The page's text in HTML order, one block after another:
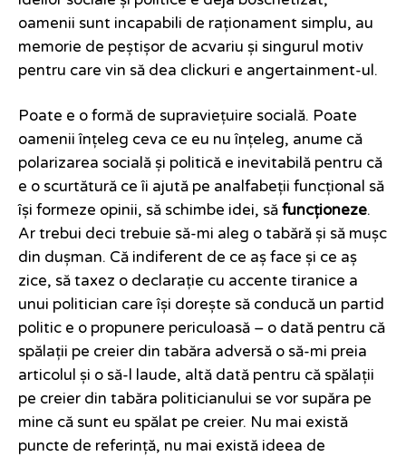
oamenii sunt incapabili de raționament simplu, au
memorie de peștișor de acvariu și singurul motiv
pentru care vin să dea clickuri e angertainment-ul.
Poate e o formă de supraviețuire socială. Poate
oamenii înțeleg ceva ce eu nu înțeleg, anume că
polarizarea socială și politică e inevitabilă pentru că
e o scurtătură ce îi ajută pe analfabeții funcțional să
își formeze opinii, să schimbe idei, să funcționeze.
Ar trebui deci trebuie să-mi aleg o tabără și să mușc
din dușman. Că indiferent de ce aș face și ce aș
zice, să taxez o declarație cu accente tiranice a
unui politician care își dorește să conducă un partid
politic e o propunere periculoasă – o dată pentru că
spălații pe creier din tabăra adversă o să-mi preia
articolul și o să-l laude, altă dată pentru că spălații
pe creier din tabăra politicianului se vor supăra pe
mine că sunt eu spălat pe creier. Nu mai există
puncte de referință, nu mai există ideea de